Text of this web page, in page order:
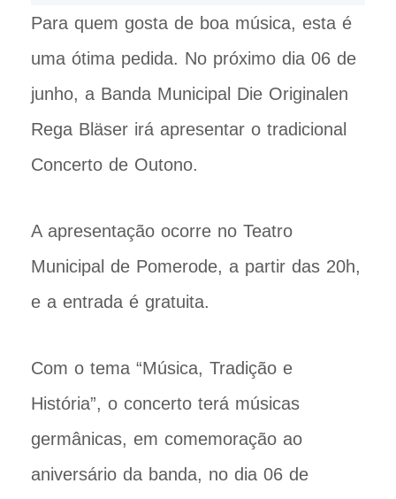
Para quem gosta de boa música, esta é
uma ótima pedida. No próximo dia 06 de
junho, a Banda Municipal Die Originalen
Rega Bläser irá apresentar o tradicional
Concerto de Outono.
A apresentação ocorre no Teatro
Municipal de Pomerode, a partir das 20h,
e a entrada é gratuita.
Com o tema “Música, Tradição e
História”, o concerto terá músicas
germânicas, em comemoração ao
aniversário da banda, no dia 06 de